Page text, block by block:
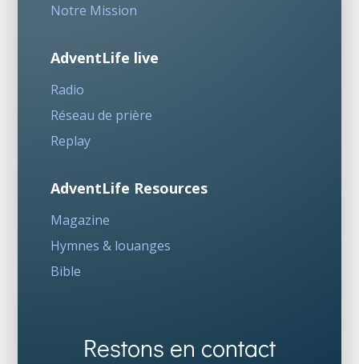
Notre Mission
AdventLife live
Radio
Réseau de prière
Replay
AdventLife Resources
Magazine
Hymnes & louanges
Bible
Restons en contact